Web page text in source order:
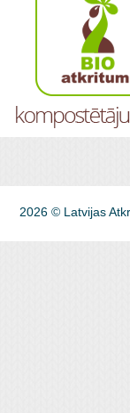
2026 © Latvijas